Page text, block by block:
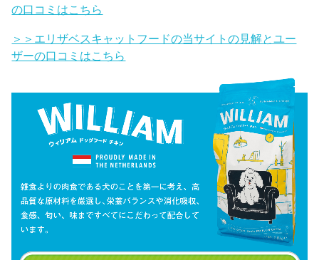
の口コミはこちら
＞＞エリザベスキャットフードの当サイトの見解とユー
ザーの口コミはこちら